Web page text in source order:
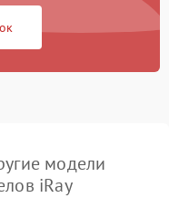
модели
iRay